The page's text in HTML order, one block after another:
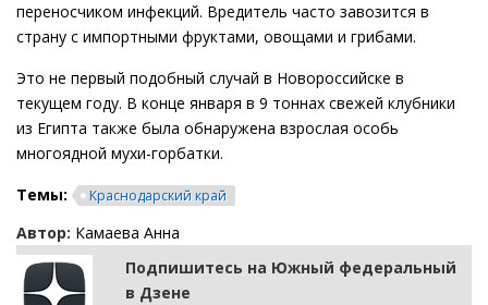
переносчиком инфекций. Вредитель часто завозится в
страну с импортными фруктами, овощами и грибами.
Это не первый подобный случай в Новороссийске в
текущем году. В конце января в 9 тоннах свежей клубники
из Египта также была обнаружена взрослая особь
многоядной мухи-горбатки.
Темы:
Краснодарский край
Автор: Камаева Анна
Подпишитесь на Южный федеральный
в Дзене